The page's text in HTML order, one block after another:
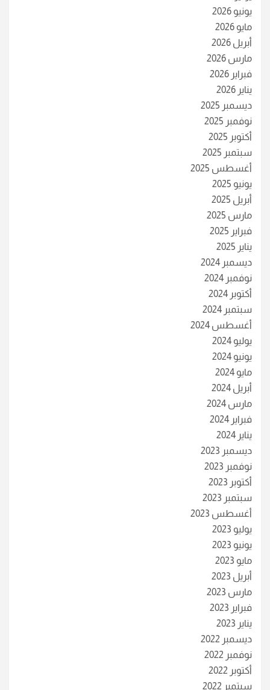
يونيو 2026
مايو 2026
أبريل 2026
مارس 2026
فبراير 2026
يناير 2026
ديسمبر 2025
نوفمبر 2025
أكتوبر 2025
سبتمبر 2025
أغسطس 2025
يونيو 2025
أبريل 2025
مارس 2025
فبراير 2025
يناير 2025
ديسمبر 2024
نوفمبر 2024
أكتوبر 2024
سبتمبر 2024
أغسطس 2024
يوليو 2024
يونيو 2024
مايو 2024
أبريل 2024
مارس 2024
فبراير 2024
يناير 2024
ديسمبر 2023
نوفمبر 2023
أكتوبر 2023
سبتمبر 2023
أغسطس 2023
يوليو 2023
يونيو 2023
مايو 2023
أبريل 2023
مارس 2023
فبراير 2023
يناير 2023
ديسمبر 2022
نوفمبر 2022
أكتوبر 2022
سبتمبر 2022